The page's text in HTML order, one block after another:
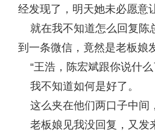
经发现了，明天她未必愿
就在我不知道怎么回复陈
到一条微信，竟然是老板娘
“王浩，陈宏斌跟你说什么
我不知道如何是好了。
这么夹在他们两口子中间
老板娘见我没回复，又发